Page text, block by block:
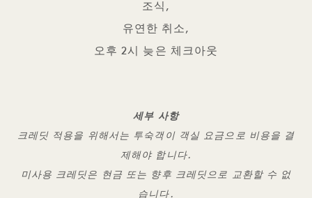
조식,
유연한 취소,
오후 2시 늦은 체크아웃
세부 사항
크레딧 적용을 위해서는 투숙객이 객실 요금으로 비용을 결
제해야 합니다.
미사용 크레딧은 현금 또는 향후 크레딧으로 교환할 수 없
습니다.